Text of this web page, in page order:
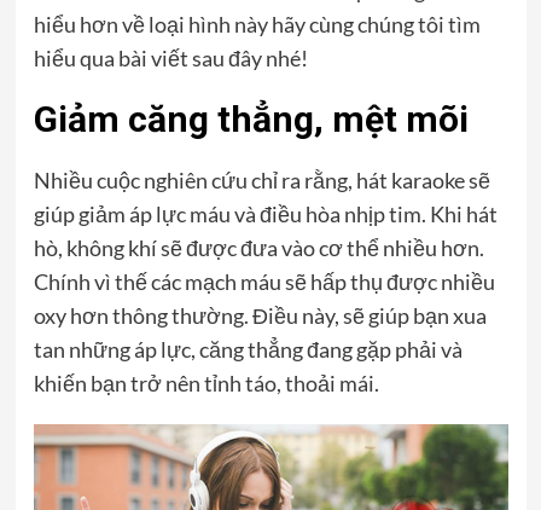
hiểu hơn về loại hình này hãy cùng chúng tôi tìm
hiểu qua bài viết sau đây nhé!
Giảm căng thẳng, mệt mõi
Nhiều cuộc nghiên cứu chỉ ra rằng, hát karaoke sẽ
giúp giảm áp lực máu và điều hòa nhịp tim. Khi hát
hò, không khí sẽ được đưa vào cơ thể nhiều hơn.
Chính vì thế các mạch máu sẽ hấp thụ được nhiều
oxy hơn thông thường. Điều này, sẽ giúp bạn xua
tan những áp lực, căng thẳng đang gặp phải và
khiến bạn trở nên tỉnh táo, thoải mái.